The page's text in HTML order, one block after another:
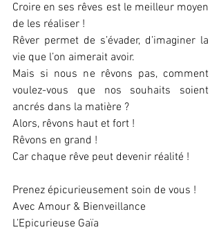
Croire en ses rêves est le meilleur moyen
de les réaliser !
Rêver permet de s’évader, d’imaginer la
vie que l’on aimerait avoir.
Mais si nous ne rêvons pas, comment
voulez-vous que nos souhaits soient
ancrés dans la matière ?
Alors, rêvons haut et fort !
Rêvons en grand !
Car chaque rêve peut devenir réalité !
Prenez épicurieusement soin de vous !
Avec Amour & Bienveillance
L’Epicurieuse Gaïa